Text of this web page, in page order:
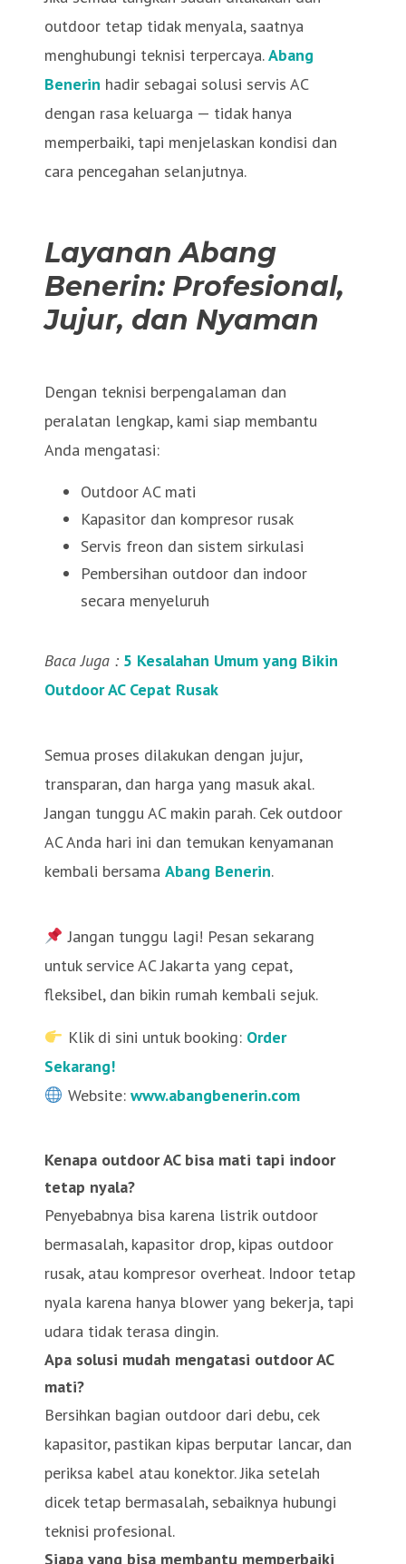
outdoor tetap tidak menyala, saatnya
menghubungi teknisi terpercaya.Abang
Benerin hadir sebagai solusi servis AC
dengan rasa keluarga — tidak hanya
memperbaiki, tapi menjelaskan kondisi dan
cara pencegahan selanjutnya.
Layanan Abang
Benerin: Profesional,
Jujur, dan Nyaman
Dengan teknisi berpengalaman dan
peralatan lengkap, kami siap membantu
Anda mengatasi:
Outdoor AC mati
Kapasitor dan kompresor rusak
Servis freon dan sistem sirkulasi
Pembersihan outdoor dan indoor
secara menyeluruh
Baca Juga : 5 Kesalahan Umum yang Bikin
Outdoor AC Cepat Rusak
Semua proses dilakukan dengan jujur,
transparan, dan harga yang masuk akal.
Jangan tunggu AC makin parah. Cek outdoor
AC Anda hari ini dan temukan kenyamanan
kembali bersama Abang Benerin.
Jangan tunggu lagi! Pesan sekarang
untuk service AC Jakarta yang cepat,
fleksibel, dan bikin rumah kembali sejuk.
Klik di sini untuk booking: Order
Sekarang!
Website: www.abangbenerin.com
Kenapa outdoor AC bisa mati tapi indoor
tetap nyala?
Penyebabnya bisa karena listrik outdoor
bermasalah, kapasitor drop, kipas outdoor
rusak, atau kompresor overheat. Indoor tetap
nyala karena hanya blower yang bekerja, tapi
udara tidak terasa dingin.
Apa solusi mudah mengatasi outdoor AC
mati?
Bersihkan bagian outdoor dari debu, cek
kapasitor, pastikan kipas berputar lancar, dan
periksa kabel atau konektor. Jika setelah
dicek tetap bermasalah, sebaiknya hubungi
teknisi profesional.
Siapa yang bisa membantu memperbaiki